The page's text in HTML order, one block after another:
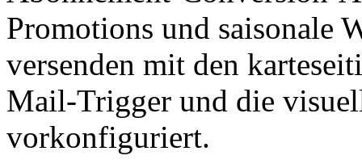
Promotions und saisonale
versenden mit den
Mail-Trigger und die
vorkonfiguriert.